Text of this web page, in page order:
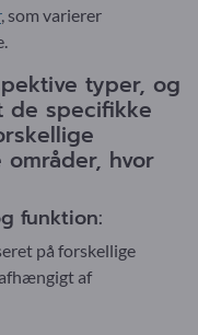
, som varierer
typer, og
de specifikke
hvor
funktion:
på forskellige
af